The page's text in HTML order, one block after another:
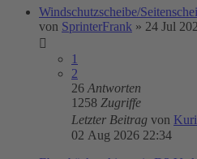
Windschutzscheibe/
von SprinterFrank » 24 Jul
1
2
26 Antworten
1258 Zugriffe
Letzter Beitrag von
02 Aug 2026 22:34